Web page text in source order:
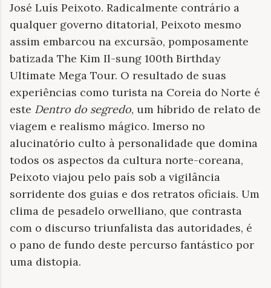
José Luís Peixoto. Radicalmente contrário a
qualquer governo ditatorial, Peixoto mesmo
assim embarcou na excursão, pomposamente
batizada The Kim Il-sung 100th Birthday
Ultimate Mega Tour. O resultado de suas
experiências como turista na Coreia do Norte é
este Dentro do segredo, um híbrido de relato de
viagem e realismo mágico. Imerso no
alucinatório culto à personalidade que domina
todos os aspectos da cultura norte-coreana,
Peixoto viajou pelo país sob a vigilância
sorridente dos guias e dos retratos oficiais. Um
clima de pesadelo orwelliano, que contrasta
com o discurso triunfalista das autoridades, é
o pano de fundo deste percurso fantástico por
uma distopia.